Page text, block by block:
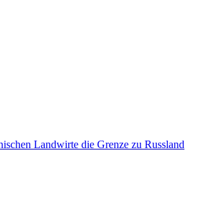
Landwirte die Grenze zu Russland